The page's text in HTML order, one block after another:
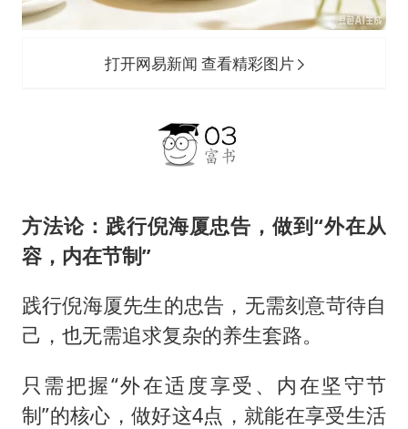
打开网易新闻 查看精彩图片
方法论：践行倪海厦忠告，做到“外在从
容，内在节制”
践行倪海厦先生的忠告，无需刻意苛待自
己，也无需追求复杂的养生套路。
只需把握“外在适度享受、内在坚守节
制”的核心，做好这4点，就能在享受生活